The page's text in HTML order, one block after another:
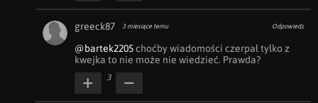
greeck87 3 miesiące temu Odpowiedz
@bartek2205 choćby wiadomości czerpał tylko z
kwejka to nie może nie wiedzieć. Prawda?
3